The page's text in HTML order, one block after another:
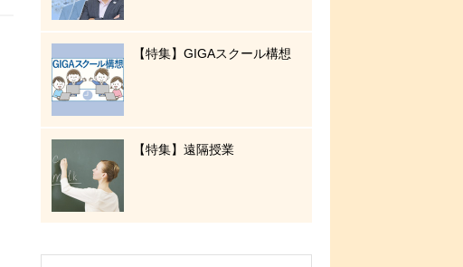
【特集】GIGAスクール構想
【特集】遠隔授業